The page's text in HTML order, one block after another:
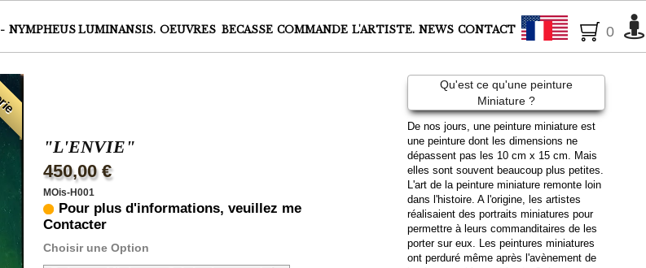
- NYMPHEUS LUMINANSIS. OEUVRES BECASSE COMMANDE L'ARTISTE. NEWS CONTACT Français
0
"L'ENVIE"
450,00 €
MOis-H001
Pour plus d'informations, veuillez me
Contacter
Choisir une Option
Qu'est ce qu'une peinture
Miniature ?
De nos jours, une peinture miniature est
une peinture dont les dimensions ne
dépassent pas les 10 cm x 15 cm. Mais
elles sont souvent beaucoup plus petites.
L'art de la peinture miniature remonte loin
dans l'histoire. A l'origine, les artistes
réalisaient des portraits miniatures pour
permettre à leurs commanditaires de les
porter sur eux. Les peintures miniatures
ont perduré même après l'avènement de